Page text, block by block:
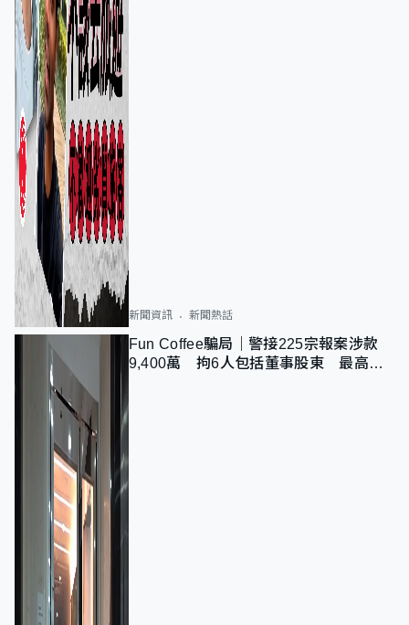
新聞資訊 新聞熱話
Fun Coffee騙局｜警接225宗報案涉款
9,400萬 拘6人包括董事股東 最高金